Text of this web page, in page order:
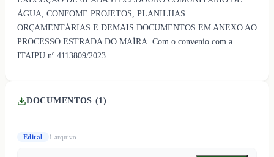
ÀGUA, CONFOME PROJETOS, PLANILHAS
ORÇAMENTÁRIAS E DEMAIS DOCUMENTOS EM ANEXO AO
PROCESSO.ESTRADA DO MAÍRA. Com o convenio com a
ITAIPU nº 4113809/2023
DOCUMENTOS (1)
Edital 1 arquivo